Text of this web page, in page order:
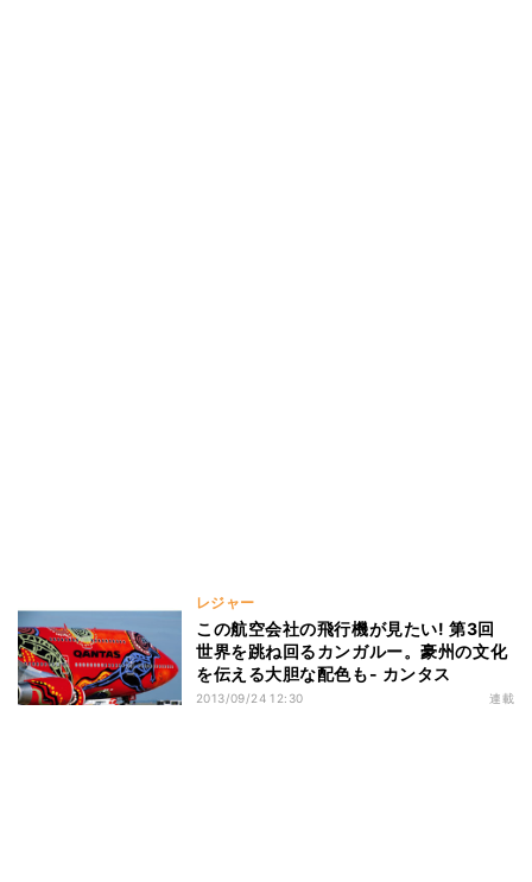
レジャー
この航空会社の飛行機が見たい! 第3回
世界を跳ね回るカンガルー。豪州の文化
を伝える大胆な配色も- カンタス
2013/09/24 12:30 連載